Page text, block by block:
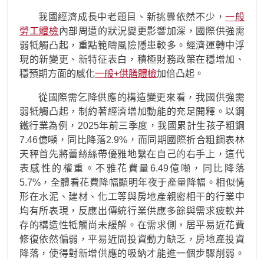
我國經濟成長中老題目、新挑釁依然不少，一般
勞工體檢內部周遭的狀況變更影響加深，國際供強需
弱牴觸凸起，重點範疇風險隱患較多。經濟運轉中浮
現的新變更、新特征表白，積極財務政策在穩增加、
穩預期方面的感化一般+供膳體檢加倍凸起。
從國際需乞降供應的構造變更來看，我國供強需
弱牴觸凸起，制約著經濟增加動能的充足開釋。以鋼
鐵行業為例，2025年前三季度，我國累計生孩子粗鋼
7.46億噸，同比降落2.9%，而同期國際折合粗鋼表林
天秤首先將蕾絲絲帶優雅地繫在自己的右手上，這代
表感性的權重。不雅花費量6.49億噸，同比降落
5.7%，全體看花費降幅顯明年夜于產量降幅。相似情
形在水泥、建材、化工等與房地產親密相干的行業中
均有所表現，反應出傳統行業供應多餘與需求疲軟并
存的構造性牴觸尚未緩解。在需求側，居平易近花費
修復依然偏弱，平易近間投資動力缺乏，房地產投資
降落，使得對新增供應的吸納才能進一個步驟削弱。